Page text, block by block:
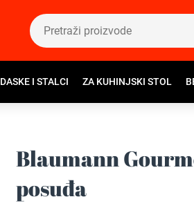
DASKE I STALCI ZA KUHINJSKI STOL
Blaumann
posuđa